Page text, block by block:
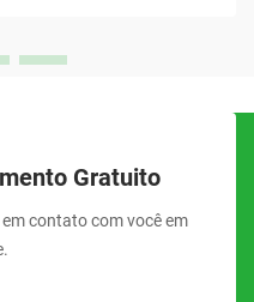
Gratuito
contato com você em